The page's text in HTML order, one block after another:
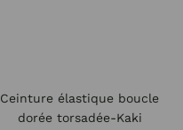
Ceinture élastique boucle
dorée torsadée-Kaki